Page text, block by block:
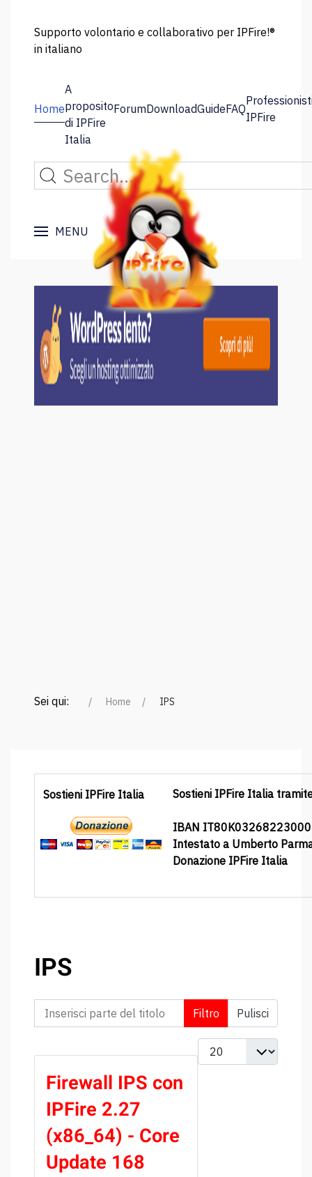
Supporto volontario e collaborativo per IPFire!®
in italiano
Home
A
proposito
di IPFire
Italia
ForumDownloadGuideFAQ
IPFire
MENU
Sei qui: Home IPS
Sostieni IPFire Italia Sostieni IPFire Italia
IBAN
Intestato a Umberto
Donazione IPFire Italia
IPS
Inserisci parte del titolo Filtro Pulisci
Visualizza #
Firewall IPS con
IPFire 2.27
(x86_64) - Core
Update 168